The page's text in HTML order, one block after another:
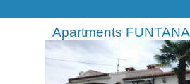
Touristeninformation
Strände
Apartments FUNTANA